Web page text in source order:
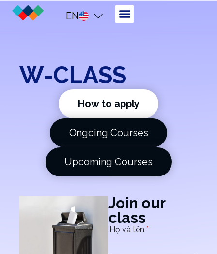
EN
W-CLASS
How to apply
Ongoing Courses
Upcoming Courses
Join our
class
Họ và tên *